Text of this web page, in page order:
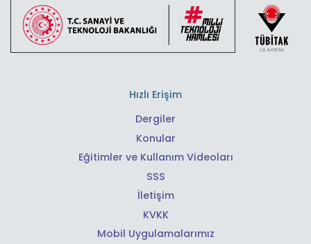
Hızlı Erişim
Dergiler
Konular
Eğitimler ve Kullanım Videoları
SSS
İletişim
KVKK
Mobil Uygulamalarımız